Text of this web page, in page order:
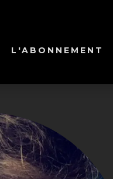
L'ABONNEMENT